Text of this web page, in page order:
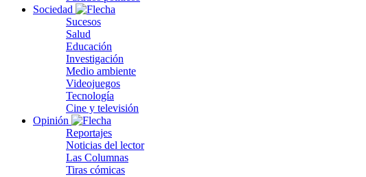
Sociedad
Sucesos
Salud
Educación
Investigación
Medio ambiente
Videojuegos
Tecnología
Cine y televisión
Opinión
Reportajes
Noticias del lector
Las Columnas
Tiras cómicas